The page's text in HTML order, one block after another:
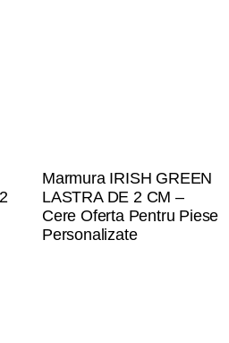
Marmura IRISH GREEN
LASTRA DE 2 CM –
Cere Oferta Pentru Piese
Personalizate